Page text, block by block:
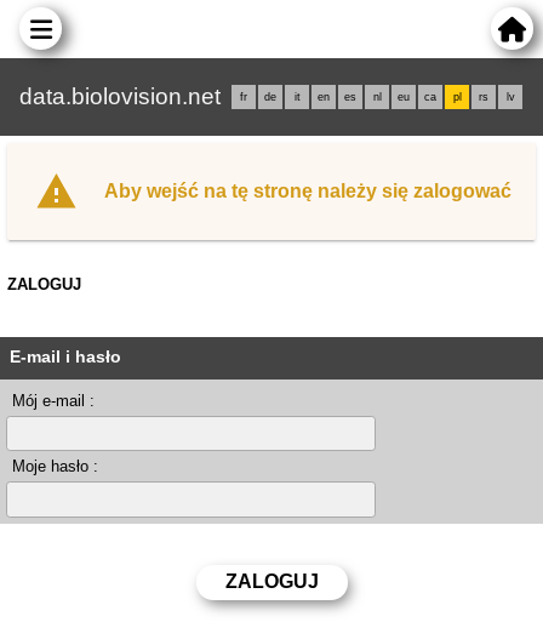
data.biolovision.net fr de it en es nl eu ca pl rs lv
Aby wejść na tę stronę należy się zalogować
ZALOGUJ
E-mail i hasło
Mój e-mail :
Moje hasło :